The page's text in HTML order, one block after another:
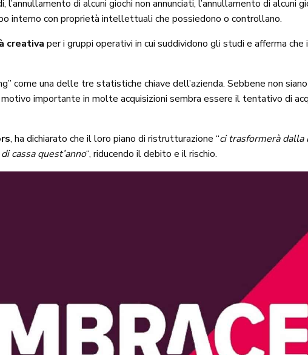
l’annullamento di alcuni giochi non annunciati, l’annullamento di alcuni
interno con proprietà intellettuali che possiedono o controllano.
creativa per i gruppi operativi in ​​cui suddividono gli studi e afferma
come una delle tre statistiche chiave dell’azienda. Sebbene non
importante in molte acquisizioni sembra essere il tentativo di
, ha dichiarato che il loro piano di ristrutturazione “ci trasformerà
cassa quest’anno“, riducendo il debito e il rischio.